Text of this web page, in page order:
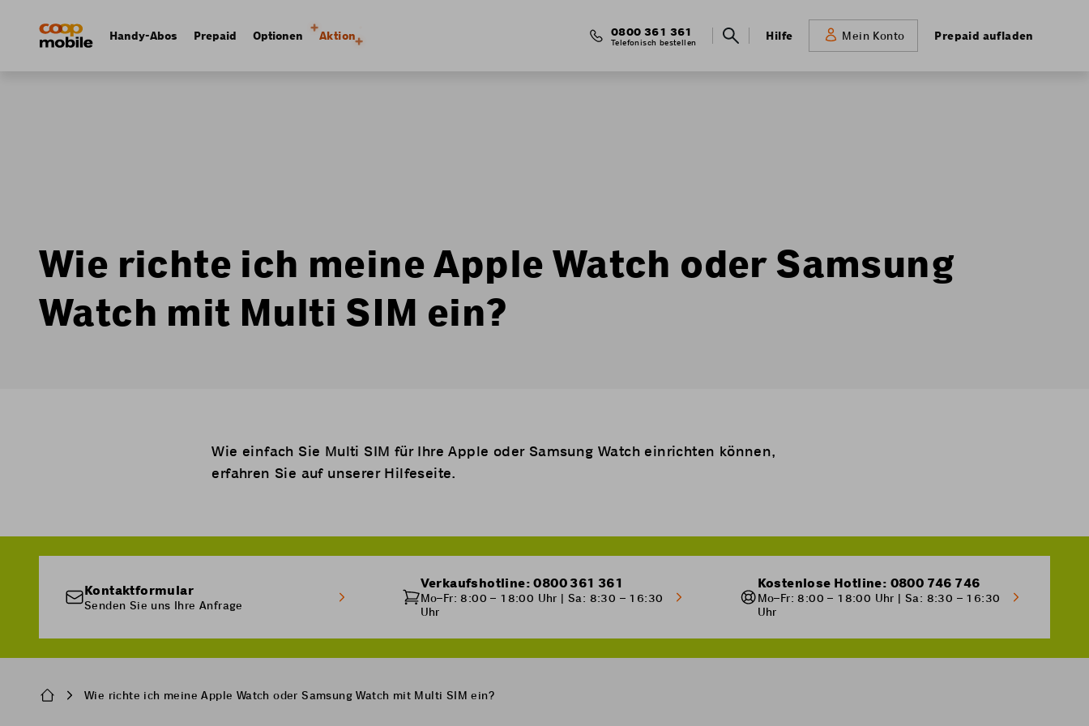
Navigation
principale
Handy-Abos Prepaid Optionen Aktion 0800 361 361
Telefonisch bestellen
navigation
Hilfe Mein Konto Prepaid aufladen
Wie richte ich meine Apple Watch oder Samsung
Watch mit Multi SIM ein?
Wie einfach Sie Multi SIM für Ihre Apple oder Samsung Watch einrichten können,
erfahren Sie auf unserer Hilfeseite.
Kontaktformular
Senden Sie uns Ihre Anfrage
Verkaufshotline: 0800 361 361
Mo–Fr: 8:00 – 18:00 Uhr | Sa: 8:30 – 16:30
Uhr
Kostenlose Hotline: 0800 746 746
Mo–Fr: 8:00 – 18:00 Uhr | Sa: 8:30 – 16:30
Uhr
BreadcrumbWie richte ich meine Apple Watch oder Samsung Watch mit Multi SIM ein?